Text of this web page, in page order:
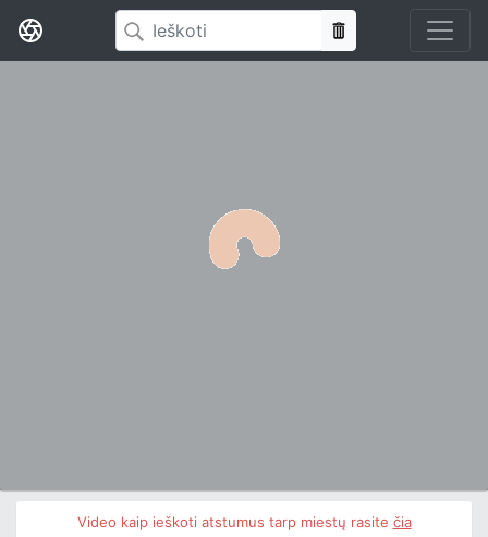
Video kaip ieškoti atstumus tarp miestų rasite čia